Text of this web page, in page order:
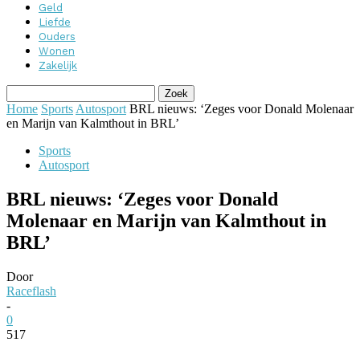
Geld
Liefde
Ouders
Wonen
Zakelijk
Home Sports Autosport BRL nieuws: ‘Zeges voor Donald Molenaar
en Marijn van Kalmthout in BRL’
Sports
Autosport
BRL nieuws: ‘Zeges voor Donald
Molenaar en Marijn van Kalmthout in
BRL’
Door
Raceflash
-
0
517